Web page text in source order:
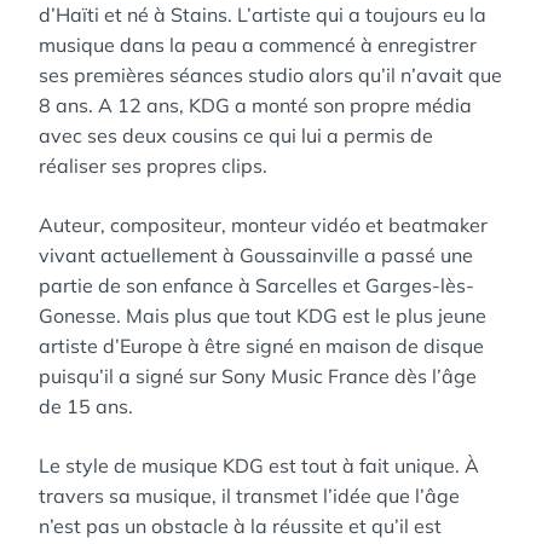
d’Haïti et né à Stains. L’artiste qui a toujours eu la
musique dans la peau a commencé à enregistrer
ses premières séances studio alors qu’il n’avait que
8 ans. A 12 ans, KDG a monté son propre média
avec ses deux cousins ce qui lui a permis de
réaliser ses propres clips.
Auteur, compositeur, monteur vidéo et beatmaker
vivant actuellement à Goussainville a passé une
partie de son enfance à Sarcelles et Garges-lès-
Gonesse. Mais plus que tout KDG est le plus jeune
artiste d’Europe à être signé en maison de disque
puisqu’il a signé sur Sony Music France dès l’âge
de 15 ans.
Le style de musique KDG est tout à fait unique. À
travers sa musique, il transmet l’idée que l’âge
n’est pas un obstacle à la réussite et qu’il est